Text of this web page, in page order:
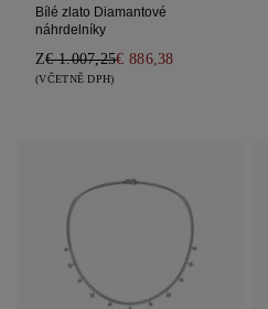
Bílé zlato Diamantové
náhrdelníky
Z€ 1.007,25€ 886,38
(VČETNĚ DPH)